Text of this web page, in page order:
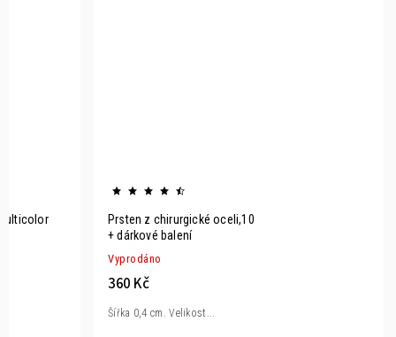
Prsten z chirurgické oceli,10
+ dárkové balení
Vyprodáno
360 Kč
Šířka 0,4 cm. Velikost...